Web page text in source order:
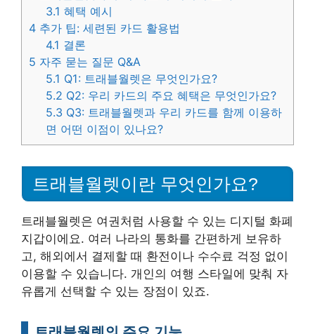
3.1 혜택 예시
4 추가 팁: 세련된 카드 활용법
4.1 결론
5 자주 묻는 질문 Q&A
5.1 Q1: 트래블월렛은 무엇인가요?
5.2 Q2: 우리 카드의 주요 혜택은 무엇인가요?
5.3 Q3: 트래블월렛과 우리 카드를 함께 이용하
면 어떤 이점이 있나요?
트래블월렛이란 무엇인가요?
트래블월렛은 여권처럼 사용할 수 있는 디지털 화폐
지갑이에요. 여러 나라의 통화를 간편하게 보유하
고, 해외에서 결제할 때 환전이나 수수료 걱정 없이
이용할 수 있습니다. 개인의 여행 스타일에 맞춰 자
유롭게 선택할 수 있는 장점이 있죠.